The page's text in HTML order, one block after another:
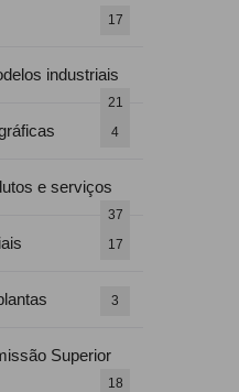
17
industriais
21
4
e serviços
37
17
3
Superior
18